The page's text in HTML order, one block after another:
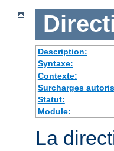
Description:
Syntaxe:
Contexte:
Surcharges
Statut:
Module:
La